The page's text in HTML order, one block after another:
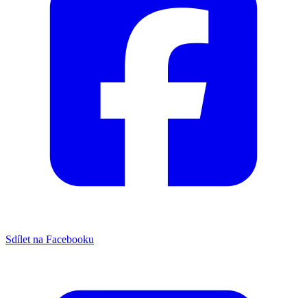
Sdílet na Facebooku